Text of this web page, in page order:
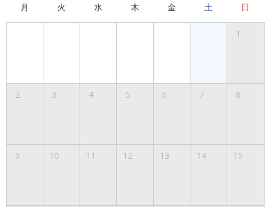
月 火 水 木 金 土 日
1
2 3 4 5 6 7 8
9 10 11 12 13 14 15